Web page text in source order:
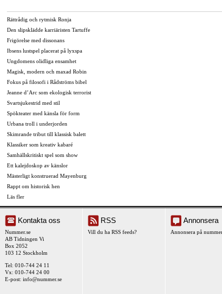
Rättrådig och rytmisk Ronja
Den slipsklädde karriäristen Tartuffe
Frigörelse med dissonans
Ibsens lustspel placerat på lyxspa
Ungdomens olidliga ensamhet
Magisk, modern och maxad Robin
Fokus på filosofi i Rådströms bibel
Jeanne d’Arc som ekologisk terrorist
Svartsjukestrid med stil
Spökteater med känsla för form
Urbana troll i underjorden
Skimrande tribut till klassisk balett
Klassiker som kreativ kabaré
Samhällskritiskt spel som show
Ett kalejdoskop av känslor
Mästerligt konstruerad Mayenburg
Rappt om historisk hen
Läs fler
Kontakta oss
Nummer.se
AB Tidningen Vi
Box 2052
103 12 Stockholm
Tel: 010-744 24 11
Vx: 010-744 24 00
E-post: info@nummer.se
RSS
Vill du ha RSS feeds?
Annonsera
Annonsera på